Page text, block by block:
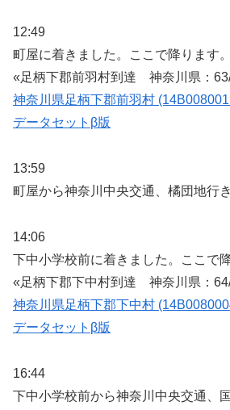
12:49
町屋に着きました。ここで降ります。
«足柄下郡前羽村到達 神奈川県：
神奈川県足柄下郡前羽村
データセットβ版
13:59
町屋から神奈川中央交通、橘団地行
14:06
下中小学校前に着きました。ここで
«足柄下郡下中村到達 神奈川県：
神奈川県足柄下郡下中村
データセットβ版
16:44
下中小学校前から神奈川中央交通、